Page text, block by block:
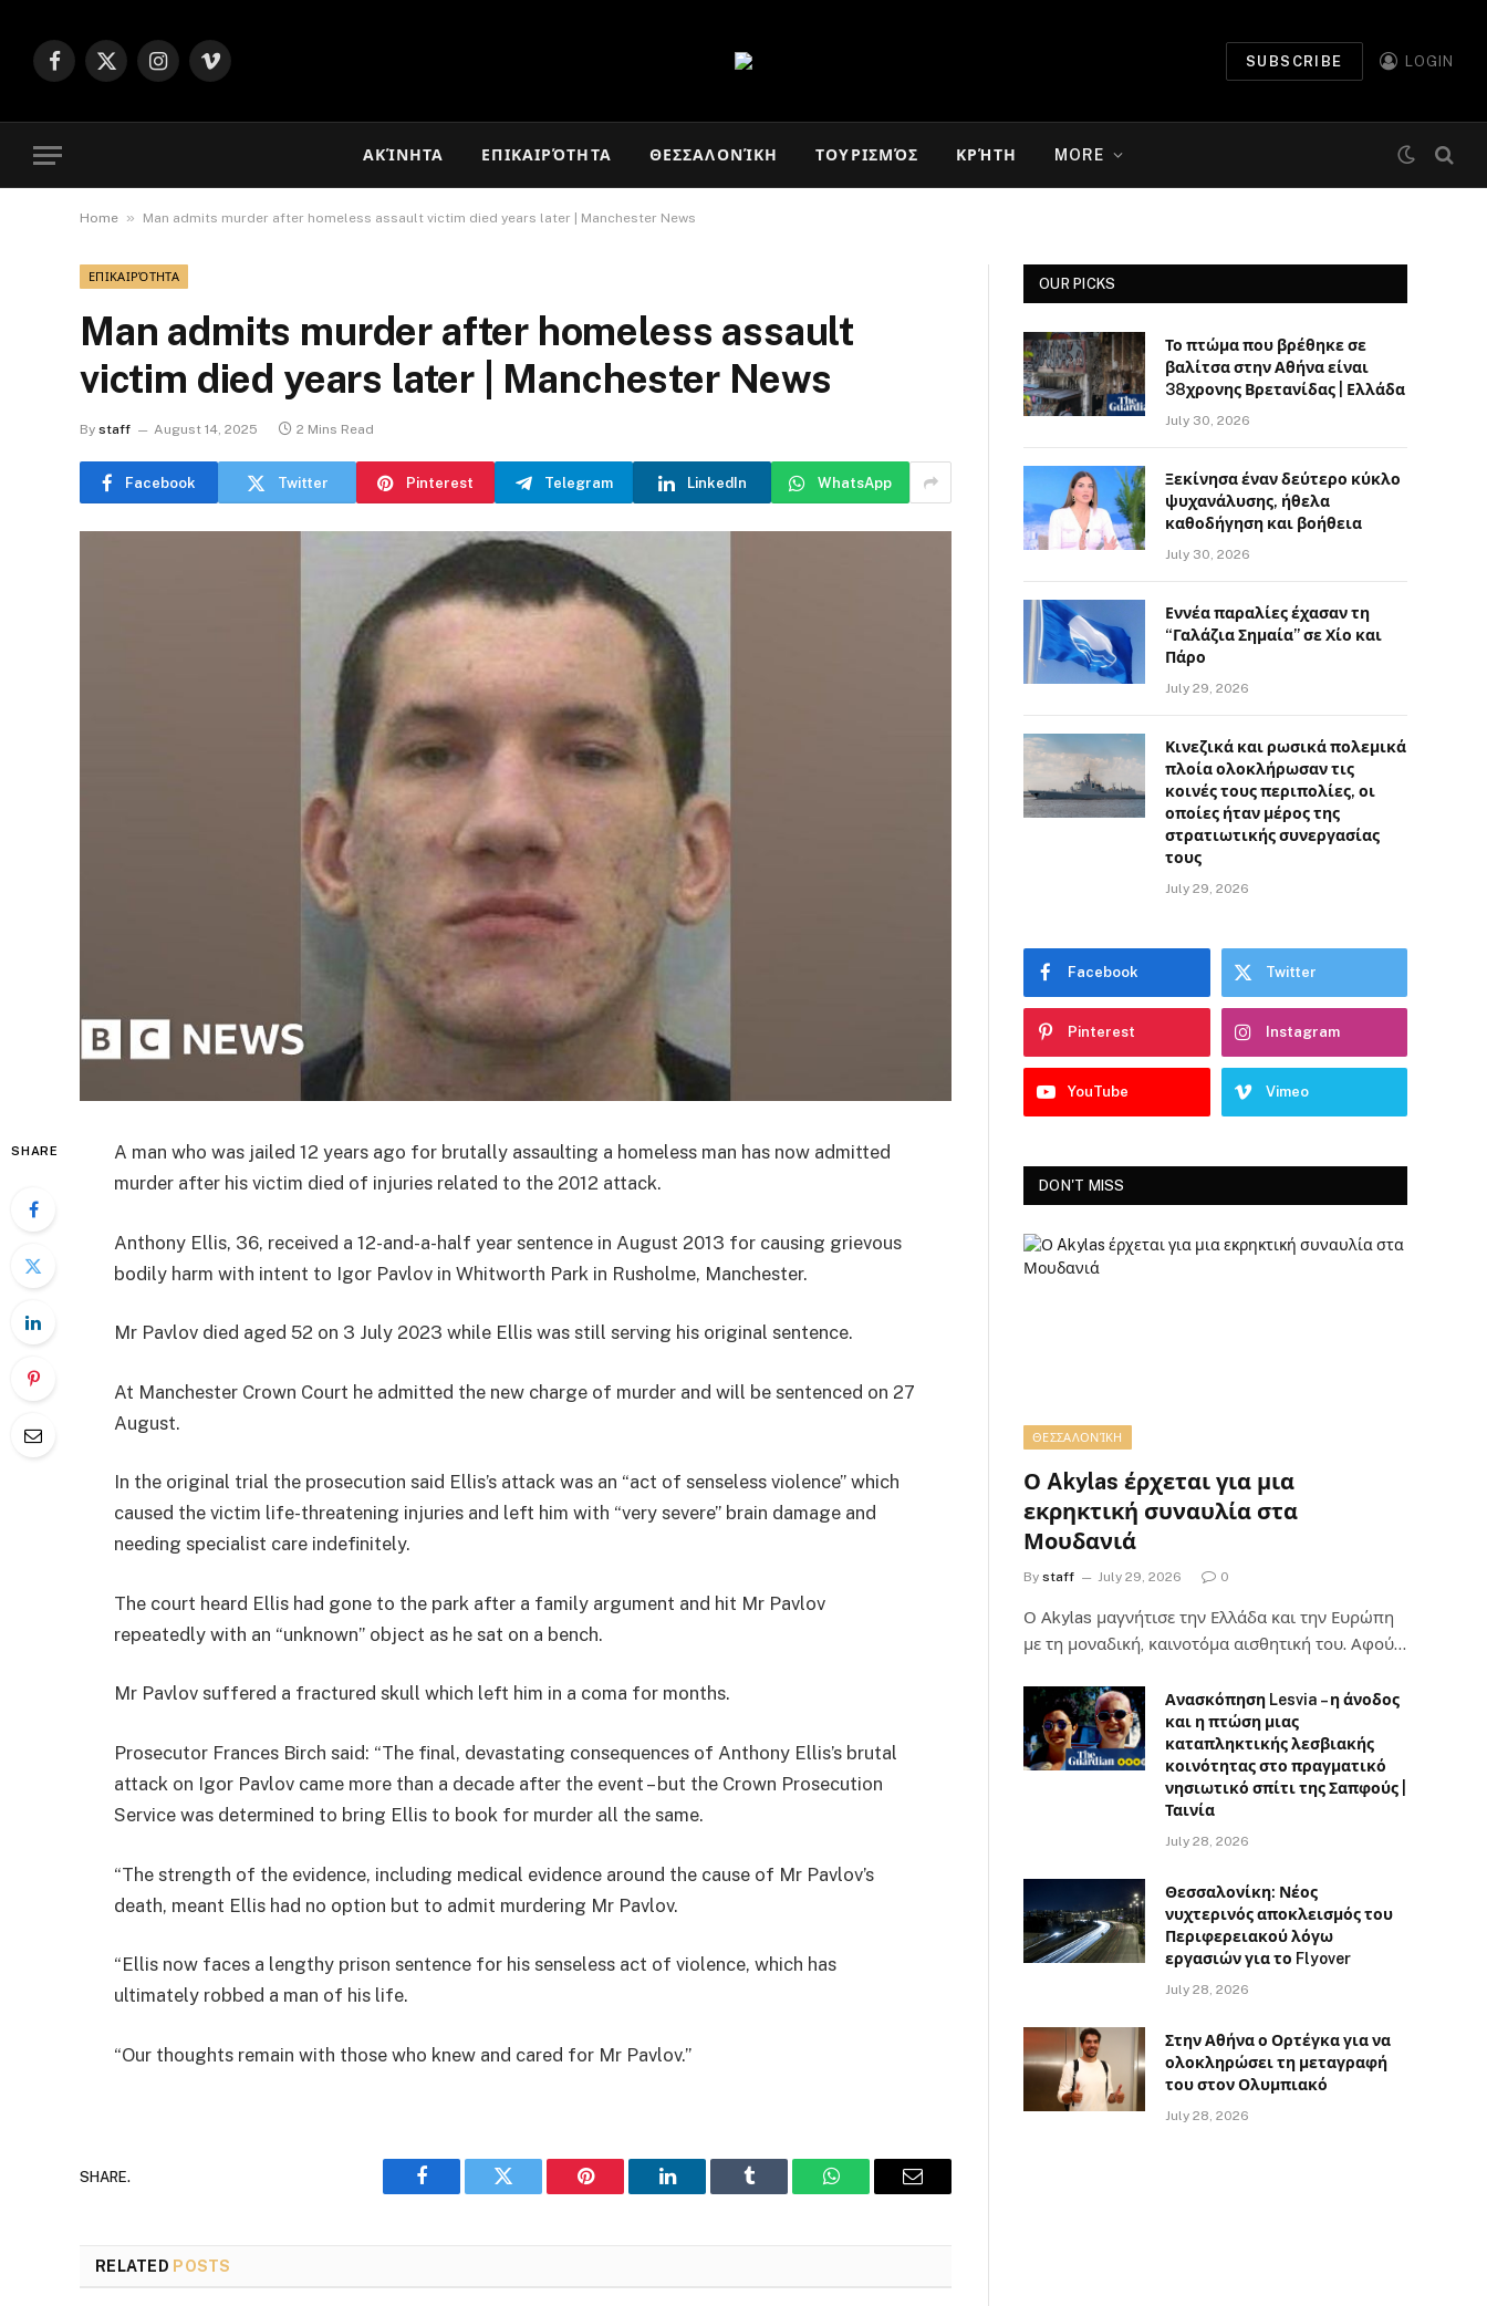
Facebook
X
Instagram
Vimeo
SUBSCRIBE LOGIN
ΑΚΊΝΗΤΑ ΕΠΙΚΑΙΡΌΤΗΤΑ ΘΕΣΣΑΛΟΝΊΚΗ ΤΟΥΡΙΣΜΌΣ ΚΡΉΤΗ MORE
Home » Man admits murder after homeless assault victim died years later | Manchester News
ΕΠΙΚΑΙΡΌΤΗΤΑ
Man admits murder after homeless assault
victim died years later | Manchester News
By staff August 14, 2025 2 Mins Read
Facebook Twitter Pinterest Telegram LinkedIn WhatsApp
SHARE
A man who was jailed 12 years ago for brutally assaulting a homeless man has now admitted
murder after his victim died of injuries related to the 2012 attack.
Anthony Ellis, 36, received a 12-and-a-half year sentence in August 2013 for causing grievous
bodily harm with intent to Igor Pavlov in Whitworth Park in Rusholme, Manchester.
Mr Pavlov died aged 52 on 3 July 2023 while Ellis was still serving his original sentence.
At Manchester Crown Court he admitted the new charge of murder and will be sentenced on 27
August.
In the original trial the prosecution said Ellis’s attack was an “act of senseless violence” which
caused the victim life-threatening injuries and left him with “very severe” brain damage and
needing specialist care indefinitely.
The court heard Ellis had gone to the park after a family argument and hit Mr Pavlov
repeatedly with an “unknown” object as he sat on a bench.
Mr Pavlov suffered a fractured skull which left him in a coma for months.
Prosecutor Frances Birch said: “The final, devastating consequences of Anthony Ellis’s brutal
attack on Igor Pavlov came more than a decade after the event – but the Crown Prosecution
Service was determined to bring Ellis to book for murder all the same.
“The strength of the evidence, including medical evidence around the cause of Mr Pavlov’s
death, meant Ellis had no option but to admit murdering Mr Pavlov.
“Ellis now faces a lengthy prison sentence for his senseless act of violence, which has
ultimately robbed a man of his life.
“Our thoughts remain with those who knew and cared for Mr Pavlov.”
SHARE.
Facebook Twitter Pinterest LinkedIn Tumblr WhatsAppEmail
RELATED POSTS
OUR PICKS
Το πτώμα που βρέθηκε σε
βαλίτσα στην Αθήνα είναι
38χρονης Βρετανίδας | Ελλάδα
July 30, 2026
Ξεκίνησα έναν δεύτερο κύκλο
ψυχανάλυσης, ήθελα
καθοδήγηση και βοήθεια
July 30, 2026
Εννέα παραλίες έχασαν τη
“Γαλάζια Σημαία” σε Χίο και
Πάρο
July 29, 2026
Κινεζικά και ρωσικά πολεμικά
πλοία ολοκλήρωσαν τις
κοινές τους περιπολίες, οι
οποίες ήταν μέρος της
στρατιωτικής συνεργασίας
τους
July 29, 2026
Facebook Twitter
Pinterest Instagram
YouTube Vimeo
DON'T MISS
ΘΕΣΣΑΛΟΝΊΚΗ
Ο Akylas έρχεται για μια
εκρηκτική συναυλία στα
Μουδανιά
By staff July 29, 2026 0
Ο Αkylas μαγνήτισε την Ελλάδα και την Ευρώπη
με τη μοναδική, καινοτόμα αισθητική του. Αφού…
Ανασκόπηση Lesvia – η άνοδος
και η πτώση μιας
καταπληκτικής λεσβιακής
κοινότητας στο πραγματικό
νησιωτικό σπίτι της Σαπφούς |
Ταινία
July 28, 2026
Θεσσαλονίκη: Νέος
νυχτερινός αποκλεισμός του
Περιφερειακού λόγω
εργασιών για το Flyover
July 28, 2026
Στην Αθήνα ο Ορτέγκα για να
ολοκληρώσει τη μεταγραφή
του στον Ολυμπιακό
July 28, 2026